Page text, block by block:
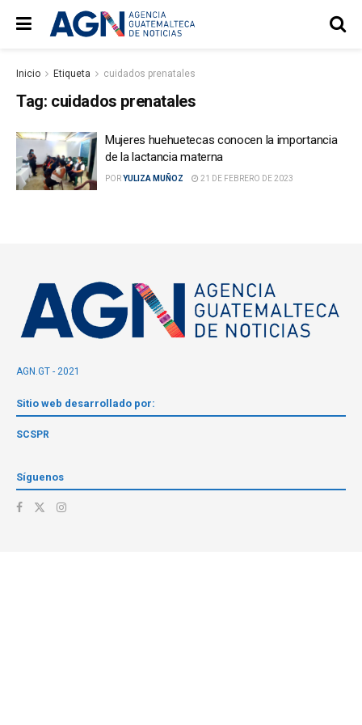
Inicio Etiqueta cuidados prenatales
Tag: cuidados prenatales
Mujeres huehuetecas conocen la importancia
de la lactancia materna
PORYULIZA MUÑOZ 21 DE FEBRERO DE 2023
AGN.GT - 2021
Sitio web desarrollado por:
SCSPR
Síguenos